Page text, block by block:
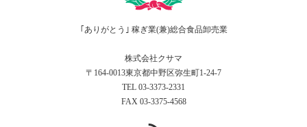
｢ありがとう｣ 稼ぎ業(兼)総合食品卸売業
株式会社クサマ
〒164-0013東京都中野区弥生町1-24-7
TEL 03-3373-2331
FAX 03-3375-4568